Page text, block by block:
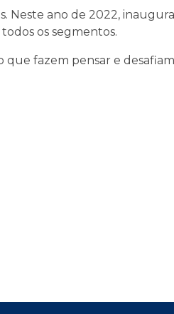
Neste ano de 2022,
os segmentos.
fazem pensar e